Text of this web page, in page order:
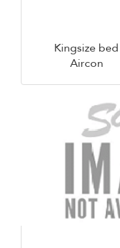
Kingsize bed
Aircon